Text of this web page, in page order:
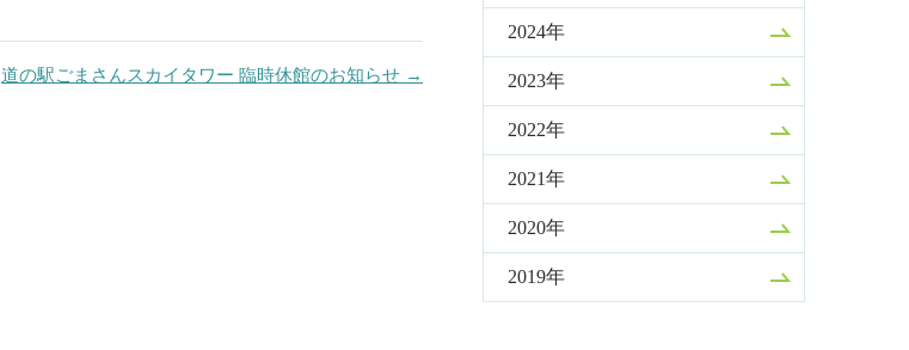
道の駅ごまさんスカイタワー 臨時休館のお知らせ →
2024年
2023年
2022年
2021年
2020年
2019年